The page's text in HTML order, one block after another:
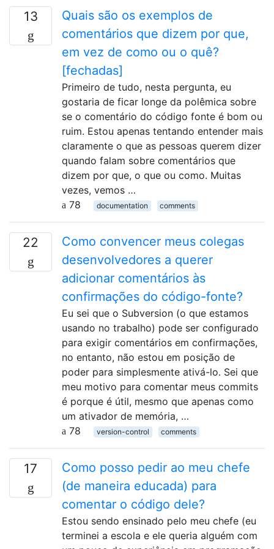
13
Quais são os exemplos de
comentários que dizem por que,
em vez de como ou o quê?
[fechadas]
Primeiro de tudo, nesta pergunta, eu
gostaria de ficar longe da polêmica sobre
se o comentário do código fonte é bom ou
ruim. Estou apenas tentando entender mais
claramente o que as pessoas querem dizer
quando falam sobre comentários que
dizem por que, o que ou como. Muitas
vezes, vemos …
78
documentation comments
22
Como convencer meus colegas
desenvolvedores a querer
adicionar comentários às
confirmações do código-fonte?
Eu sei que o Subversion (o que estamos
usando no trabalho) pode ser configurado
para exigir comentários em confirmações,
no entanto, não estou em posição de
poder para simplesmente ativá-lo. Sei que
meu motivo para comentar meus commits
é porque é útil, mesmo que apenas como
um ativador de memória, …
78
version-control comments
17
Como posso pedir ao meu chefe
(de maneira educada) para
comentar o código dele?
Estou sendo ensinado pelo meu chefe (eu
terminei a escola e ele queria alguém com